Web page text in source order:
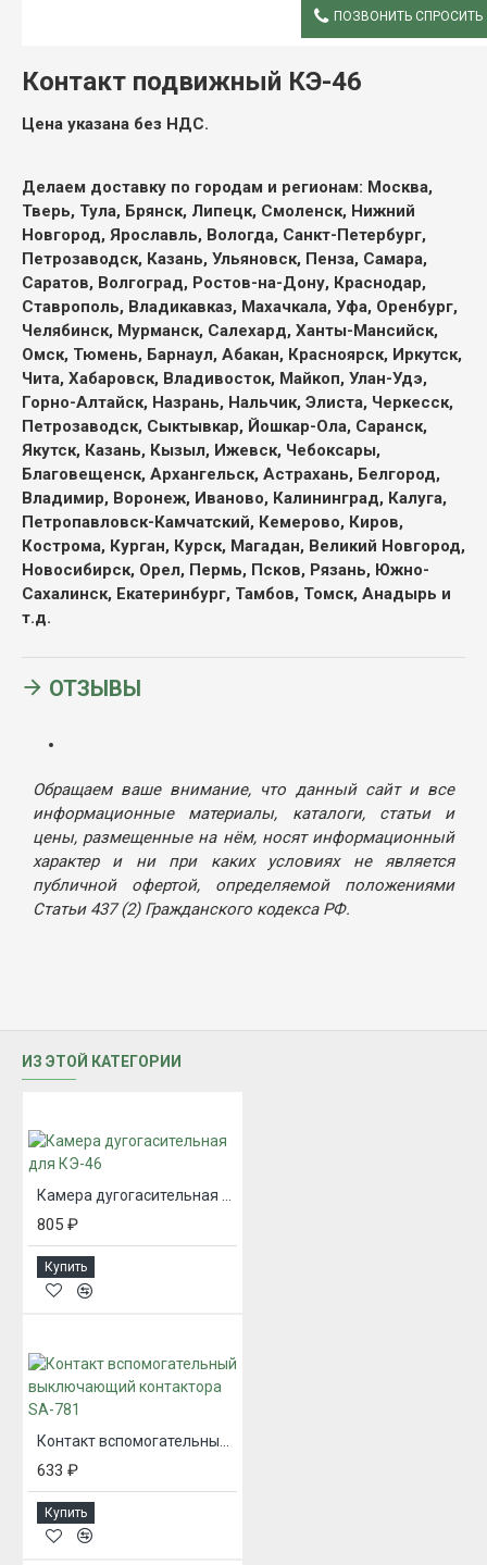
ПОЗВОНИТЬ СПРОСИТЬ
Контакт подвижный КЭ-46
Цена указана без НДС.
Делаем доставку по городам и регионам: Москва,
Тверь, Тула, Брянск, Липецк, Смоленск, Нижний
Новгород, Ярославль, Вологда, Санкт-Петербург,
Петрозаводск, Казань, Ульяновск, Пенза, Самара,
Саратов, Волгоград, Ростов-на-Дону, Краснодар,
Ставрополь, Владикавказ, Махачкала, Уфа, Оренбург,
Челябинск, Мурманск, Салехард, Ханты-Мансийск,
Омск, Тюмень, Барнаул, Абакан, Красноярск, Иркутск,
Чита, Хабаровск, Владивосток, Майкоп, Улан-Удэ,
Горно-Алтайск, Назрань, Нальчик, Элиста, Черкесск,
Петрозаводск, Сыктывкар, Йошкар-Ола, Саранск,
Якутск, Казань, Кызыл, Ижевск, Чебоксары,
Благовещенск, Архангельск, Астрахань, Белгород,
Владимир, Воронеж, Иваново, Калининград, Калуга,
Петропавловск-Камчатский, Кемерово, Киров,
Кострома, Курган, Курск, Магадан, Великий Новгород,
Новосибирск, Орел, Пермь, Псков, Рязань, Южно-
Сахалинск, Екатеринбург, Тамбов, Томск, Анадырь и
т.д.
ОТЗЫВЫ
Обращаем ваше внимание, что данный сайт и все
информационные материалы, каталоги, статьи и
цены, размещенные на нём, носят информационный
характер и ни при каких условиях не является
публичной офертой, определяемой положениями
Статьи 437 (2) Гражданского кодекса РФ.
ИЗ ЭТОЙ КАТЕГОРИИ
Камера дугогасительная для КЭ-46
805 ₽
Купить
633 ₽
Купить